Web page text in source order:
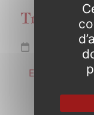
Trophée de
Dimanche
En savoir